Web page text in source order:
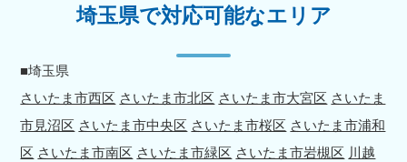
埼玉県で対応可能なエリア
■埼玉県
さいたま市西区 さいたま市北区 さいたま市大宮区 さいたま
市見沼区 さいたま市中央区 さいたま市桜区 さいたま市浦和
区 さいたま市南区 さいたま市緑区 さいたま市岩槻区 川越